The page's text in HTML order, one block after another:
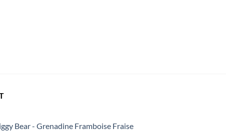
Bear - Grenadine Framboise Fraise